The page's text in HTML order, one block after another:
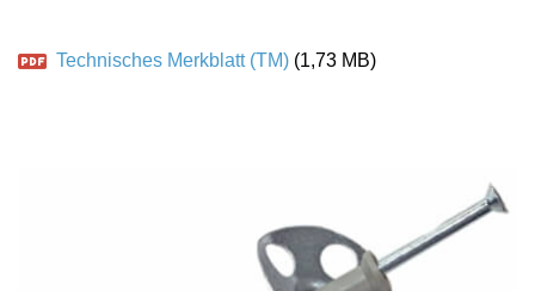
Technisches Merkblatt (TM) (1,73 MB)